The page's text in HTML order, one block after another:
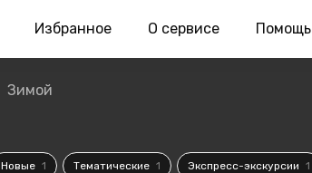
Избранное О сервисе Помощь
Зимой
Новые 1 Тематические 1 Экспресс-экскурсии 1